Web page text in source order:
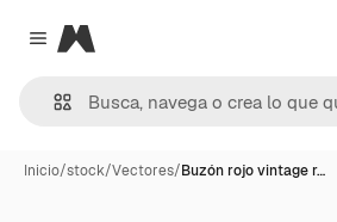
Close menu
Magnific
Inicio/stock/Vectores/Buzón rojo vintage r…